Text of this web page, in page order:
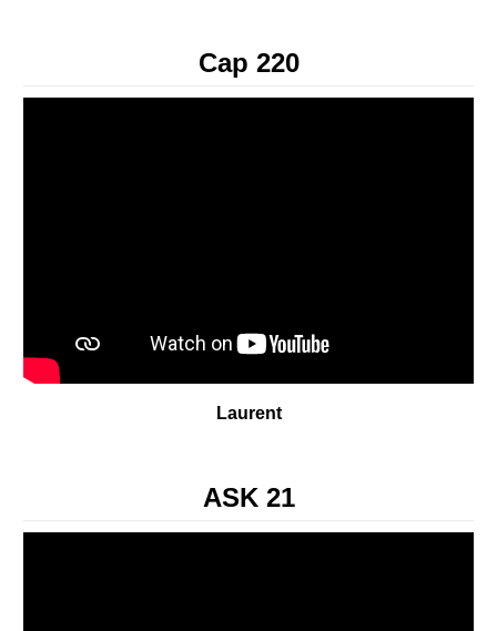
Cap 220
Laurent
ASK 21